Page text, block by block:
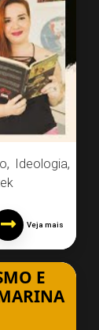
, Ideologia,
Veja mais
E